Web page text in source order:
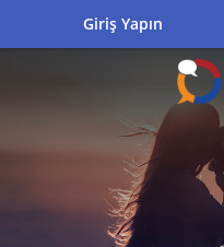
Giriş Yapın